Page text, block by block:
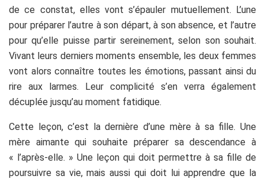
de ce constat, elles vont s’épauler mutuellement. L’une
pour préparer l’autre à son départ, à son absence, et l’autre
pour qu’elle puisse partir sereinement, selon son souhait.
Vivant leurs derniers moments ensemble, les deux femmes
vont alors connaître toutes les émotions, passant ainsi du
rire aux larmes. Leur complicité s’en verra également
décuplée jusqu’au moment fatidique.
Cette leçon, c’est la dernière d’une mère à sa fille. Une
mère aimante qui souhaite préparer sa descendance à
« l’après-elle. » Une leçon qui doit permettre à sa fille de
poursuivre sa vie, mais aussi qui doit lui apprendre que la